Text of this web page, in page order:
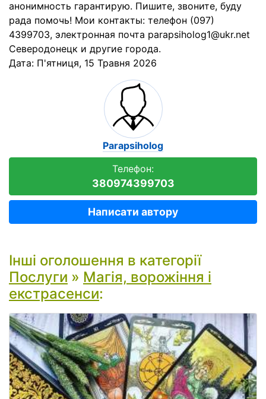
анонимность гарантирую. Пишите, звоните, буду
рада помочь! Мои контакты: телефон (097)
4399703, электронная почта parapsiholog1@ukr.net
Северодонецк и другие города.
Дата: П'ятниця, 15 Травня 2026
Parapsiholog
Телефон:
380974399703
Написати автору
Інші оголошення в категорії
Послуги » Магія, ворожіння і
екстрасенси: